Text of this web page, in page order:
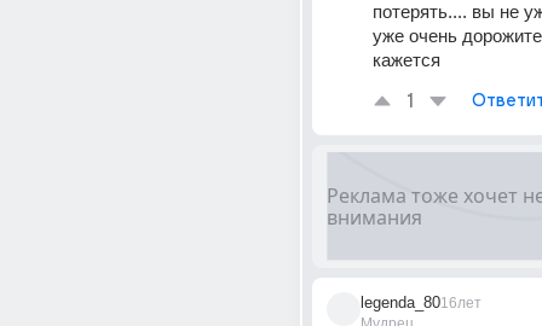
потерять.... вы не
уже очень
кажется
1
legenda_8016лет